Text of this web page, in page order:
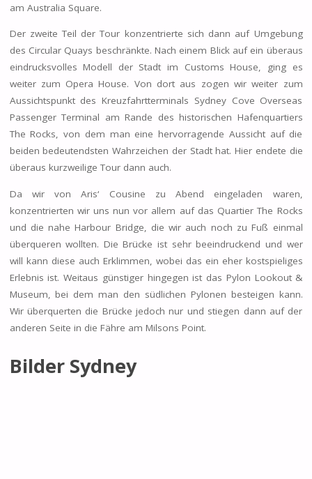
am Australia Square.
Der zweite Teil der Tour konzentrierte sich dann auf Umgebung
des Circular Quays beschränkte. Nach einem Blick auf ein überaus
eindrucksvolles Modell der Stadt im Customs House, ging es
weiter zum Opera House. Von dort aus zogen wir weiter zum
Aussichtspunkt des Kreuzfahrtterminals Sydney Cove Overseas
Passenger Terminal am Rande des historischen Hafenquartiers
The Rocks, von dem man eine hervorragende Aussicht auf die
beiden bedeutendsten Wahrzeichen der Stadt hat. Hier endete die
überaus kurzweilige Tour dann auch.
Da wir von Aris‘ Cousine zu Abend eingeladen waren,
konzentrierten wir uns nun vor allem auf das Quartier The Rocks
und die nahe Harbour Bridge, die wir auch noch zu Fuß einmal
überqueren wollten. Die Brücke ist sehr beeindruckend und wer
will kann diese auch Erklimmen, wobei das ein eher kostspieliges
Erlebnis ist. Weitaus günstiger hingegen ist das Pylon Lookout &
Museum, bei dem man den südlichen Pylonen besteigen kann.
Wir überquerten die Brücke jedoch nur und stiegen dann auf der
anderen Seite in die Fähre am Milsons Point.
Bilder Sydney